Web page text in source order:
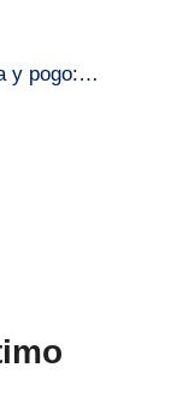
y pogo:…